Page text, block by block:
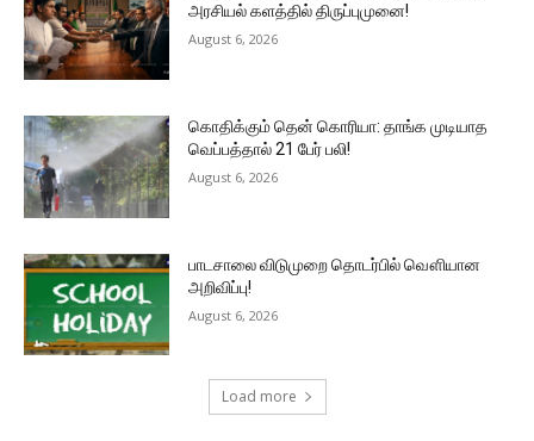
அரசியல் களத்தில் திருப்புமுனை!
August 6, 2026
கொதிக்கும் தென் கொரியா: தாங்க முடியாத
வெப்பத்தால் 21 பேர் பலி!
August 6, 2026
பாடசாலை விடுமுறை தொடர்பில் வௌியான
அறிவிப்பு!
August 6, 2026
Load more